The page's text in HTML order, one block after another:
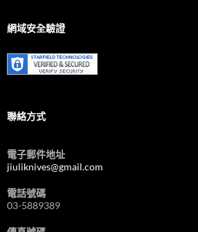
/
Language
網域安全驗證
聯絡方式
電子郵件地址
jiuliknives@gmail.com
電話號碼
03-5889389